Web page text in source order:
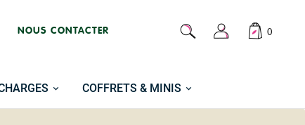
NOUS CONTACTER 0
COFFRETS & MINIS